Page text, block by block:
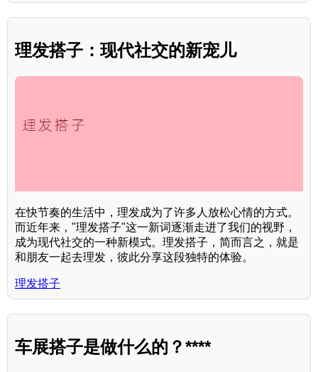
理发搭子：现代社交的新宠儿
在快节奏的生活中，理发成为了许多人放松心情的方式。
而近年来，"理发搭子"这一新词逐渐走进了我们的视野，
成为现代社交的一种新模式。理发搭子，简而言之，就是
和朋友一起去理发，彼此分享这段独特的体验。
理发搭子
车展搭子是做什么的？****